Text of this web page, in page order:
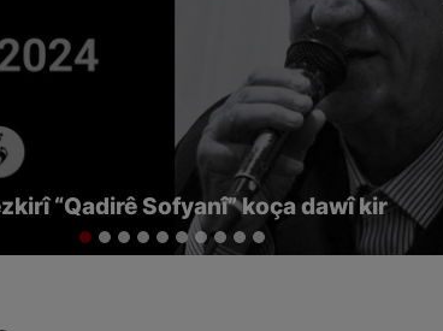
wîlayeta Kurdistanê di “Nizhelqilub
Hemdulah Mustewfî” (نزهەالقلوب حمداللە مستوفی ) de